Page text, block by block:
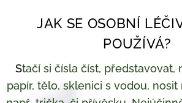
JAK SE OSOBNÍ
POUŽÍVÁ?
Stačí si čísla číst, představovat,
papír, tělo, sklenici s vodou, nosit